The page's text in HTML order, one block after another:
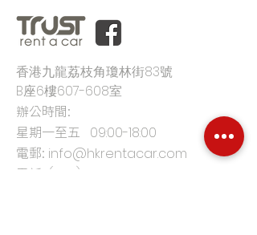
香港九龍荔枝角瓊林街83號
B座6樓607-608室
辦公時間:
星期一至五
09:00-18:00
電郵: info@hkrentacar.com
電話: (852) 3860 9333